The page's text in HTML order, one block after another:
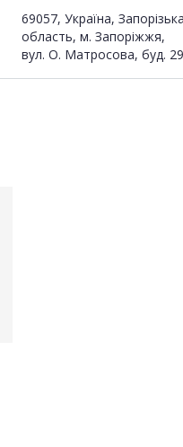
69057, Україна, Запорізька
область, м. Запоріжжя,
вул. О. Матросова, буд. 29